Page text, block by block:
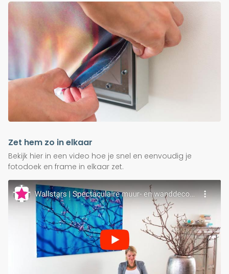
Zet hem zo in elkaar
Bekijk hier in een video hoe je snel en eenvoudig je
fotodoek en frame in elkaar zet.